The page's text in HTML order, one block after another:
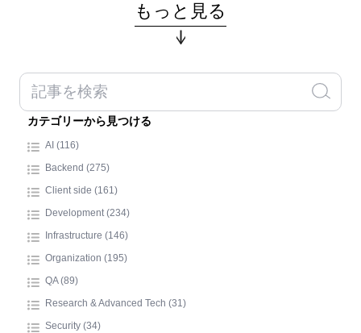
もっと見る
カテゴリーから見つける
AI (116)
Backend (275)
Client side (161)
Development (234)
Infrastructure (146)
Organization (195)
QA (89)
Research & Advanced Tech (31)
Security (34)